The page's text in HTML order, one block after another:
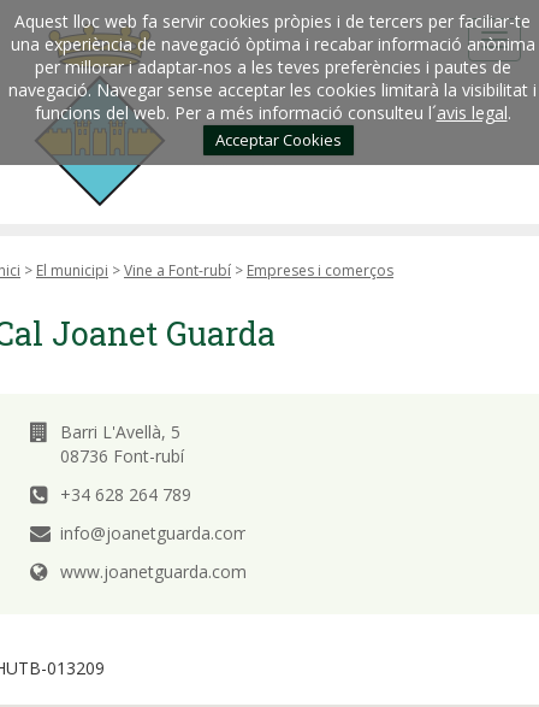
Aquest lloc web fa servir cookies pròpies i de tercers per faciliar-te
una experiència de navegació òptima i recabar informació anònima
per millorar i adaptar-nos a les teves preferències i pautes de
navegació. Navegar sense acceptar les cookies limitarà la visibilitat i
funcions del web. Per a més informació consulteu l´avis legal.
Acceptar Cookies
> El municipi >Vine a Font-rubí > Empreses i comerços
Joanet Guarda
Barri L'Avellà, 5
08736 Font-rubí
+34 628 264 789
info@joanetguarda.com
www.joanetguarda.com
013209